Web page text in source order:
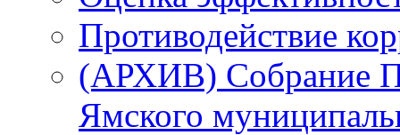
Противодействие
(АРХИВ) Собрание
Ямского